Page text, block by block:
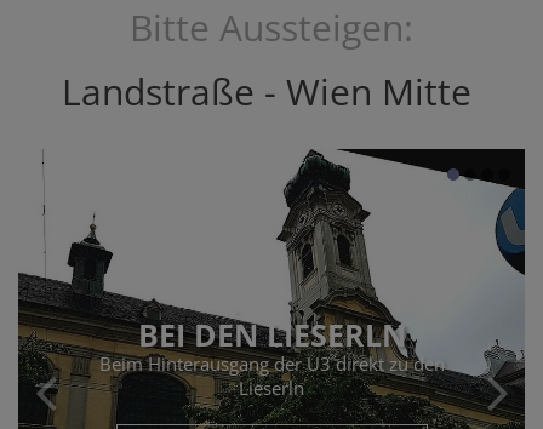
Bitte Aussteigen:
Landstraße - Wien Mitte
BEI DEN LIESERLN
Beim Hinterausgang der U3 direkt zu den
Lieserln